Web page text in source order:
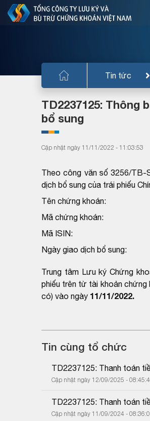
Tin tức
TD2237125: Thông
bổ sung
Cập nhật ngày 11/11/2022 - 11:03:53
Theo công văn số 3256/TB-
dịch bổ sung của trái phiếu
Tên chứng khoán:
Mã chứng khoán:
Mã ISIN:
Ngày giao dịch bổ sung:
Trung tâm Lưu ký Chứng
phiếu trên từ tài khoản chứng
có) vào ngày 11/11/2022.
Tin cùng tổ chức
TD2237125: Thanh toán
Cập nhật ngày 12/09/2025 -
TD2237125: Thanh toán
Cập nhật ngày 11/09/2024 -